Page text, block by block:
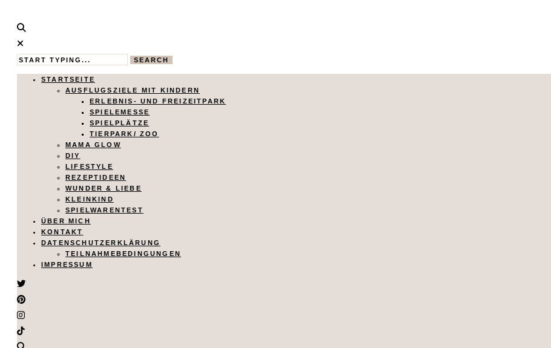
Calistas
Traum
MAMABLOG
SEARCH
STARTSEITE
AUSFLUGSZIELE MIT KINDERN
ERLEBNIS- UND FREIZEITPARK
SPIELEMESSE
SPIELPLÄTZE
TIERPARK/ ZOO
MAMA GLOW
DIY
LIFESTYLE
REZEPTIDEEN
WUNDER & LIEBE
KLEINKIND
SPIELWARENTEST
ÜBER MICH
KONTAKT
DATENSCHUTZERKLÄRUNG
TEILNAHMEBEDINGUNGEN
IMPRESSUM